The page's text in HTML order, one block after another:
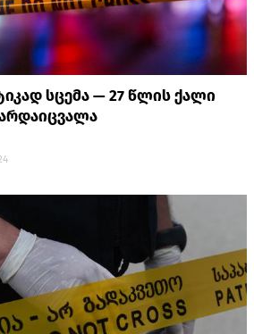
სცემა — 27 წლის ქალი